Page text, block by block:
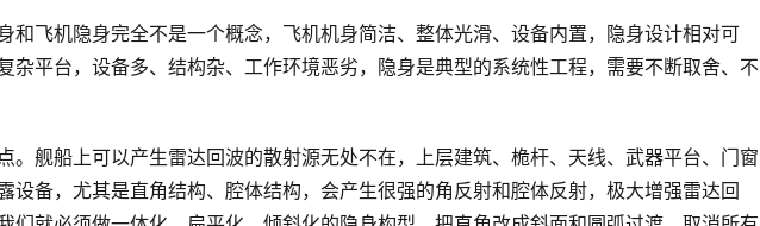
和飞机隐身完全不是一个概念，飞机机身简洁、整体光滑、设备内置，隐身设计相对可
杂平台，设备多、结构杂、工作环境恶劣，隐身是典型的系统性工程，需要不断取舍、不
。舰船上可以产生雷达回波的散射源无处不在，上层建筑、桅杆、天线、武器平台、门窗
设备，尤其是直角结构、腔体结构，会产生很强的角反射和腔体反射，极大增强雷达回